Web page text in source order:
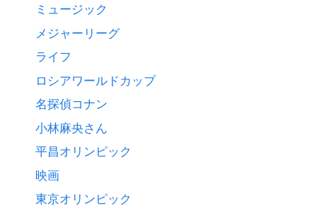
ミュージック
メジャーリーグ
ライフ
ロシアワールドカップ
名探偵コナン
小林麻央さん
平昌オリンピック
映画
東京オリンピック